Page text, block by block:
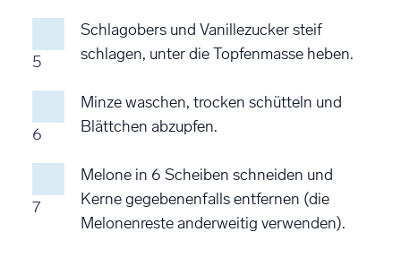
5
Schlagobers und Vanillezucker steif
schlagen, unter die Topfenmasse heben.
6
Minze waschen, trocken schütteln und
Blättchen abzupfen.
7
Melone in 6 Scheiben schneiden und
Kerne gegebenenfalls entfernen (die
Melonenreste anderweitig verwenden).